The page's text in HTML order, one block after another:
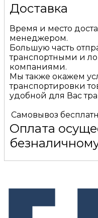
Доставка
Время и место
менеджером.
Большую часть
транспортными и
компаниями.
Мы также окажем
транспортировки
удобной для Вас
Самовывоз
Оплата